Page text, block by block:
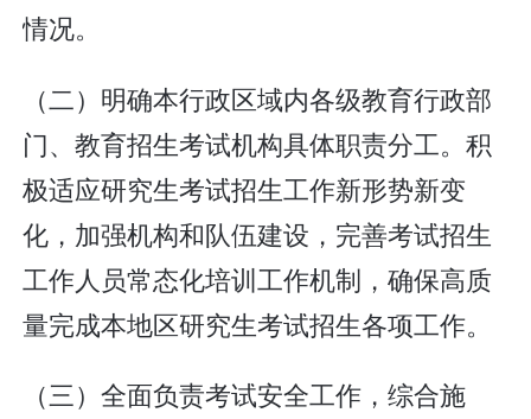
情况。
（二）明确本行政区域内各级教育行政部
门、教育招生考试机构具体职责分工。积
极适应研究生考试招生工作新形势新变
化，加强机构和队伍建设，完善考试招生
工作人员常态化培训工作机制，确保高质
量完成本地区研究生考试招生各项工作。
（三）全面负责考试安全工作，综合施